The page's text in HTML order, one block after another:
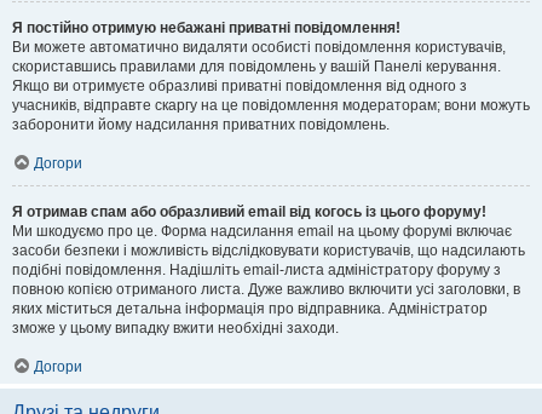
Я постійно отримую небажані приватні повідомлення!
Ви можете автоматично видаляти особисті повідомлення користувачів,
скориставшись правилами для повідомлень у вашій Панелі керування.
Якщо ви отримуєте образливі приватні повідомлення від одного з
учасників, відправте скаргу на це повідомлення модераторам; вони можуть
заборонити йому надсилання приватних повідомлень.
Догори
Я отримав спам або образливий email від когось із цього форуму!
Ми шкодуємо про це. Форма надсилання email на цьому форумі включає
засоби безпеки і можливість відслідковувати користувачів, що надсилають
подібні повідомлення. Надішліть email-листа адміністратору форуму з
повною копією отриманого листа. Дуже важливо включити усі заголовки, в
яких міститься детальна інформація про відправника. Адміністратор
зможе у цьому випадку вжити необхідні заходи.
Догори